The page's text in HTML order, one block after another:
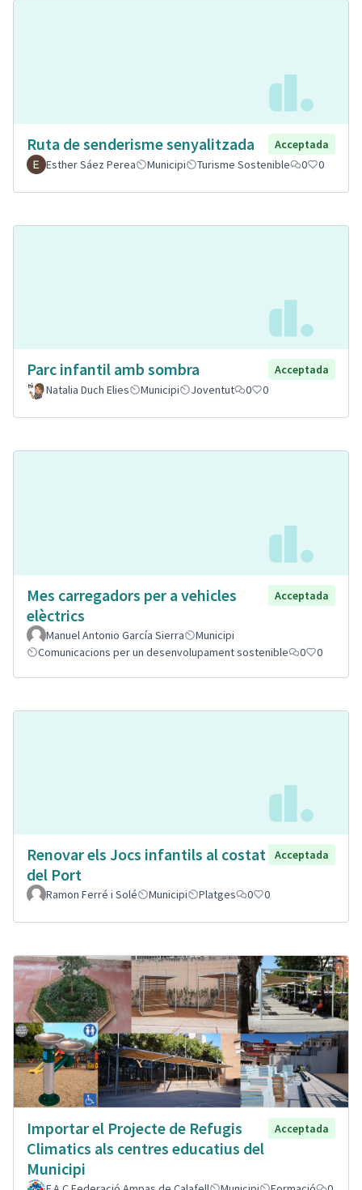
Ruta de senderisme senyalitzada
Acceptada
Esther Sáez Perea
Municipi Turisme Sostenible 0 0
Parc infantil amb sombra
Acceptada
Natalia Duch Elies
Municipi Joventut 0 0
Mes carregadors per a vehicles
elèctrics
Acceptada
Manuel Antonio García Sierra
Municipi
Comunicacions per un desenvolupament sostenible
0 0
Renovar els Jocs infantils al costat
del Port
Acceptada
Ramon Ferré i Solé Municipi Platges 0 0
Importar el Projecte de Refugis
Climatics als centres educatius del
Municipi
Acceptada